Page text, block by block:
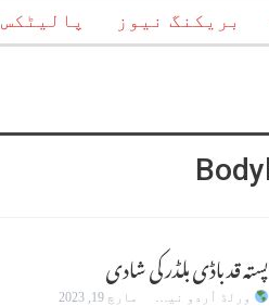
بریکنگ نیوز پالیٹکس
پستہ قد باڈی بلڈر کی شادی
ورلڈ اُردو نیوز مارچ 19, 2023